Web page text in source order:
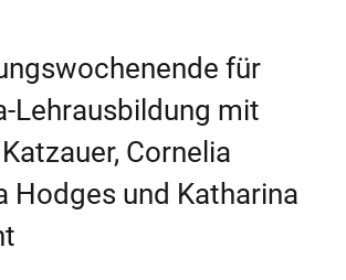
für
Lehrausbildung mit
Cornelia
Hodges und Katharina